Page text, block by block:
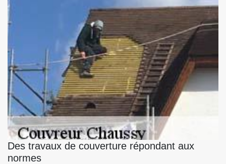
Des travaux de couverture répondant aux
normes